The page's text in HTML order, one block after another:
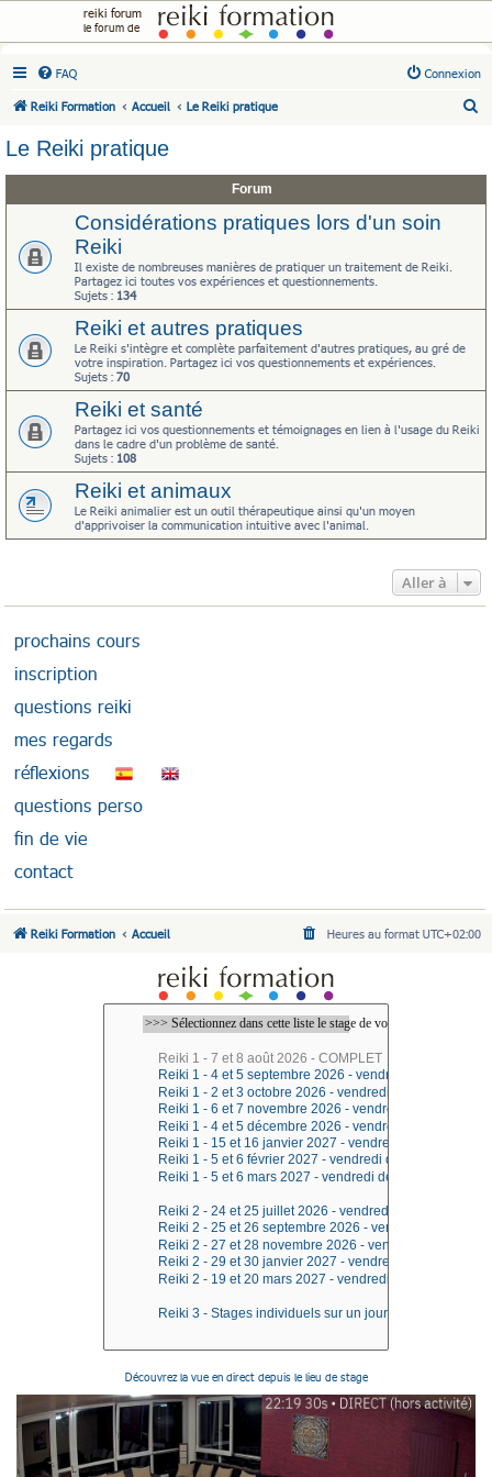
reiki forum
FAQ Connexion
Reiki Formation Accueil Le Reiki pratique
Le Reiki pratique
Forum
Considérations pratiques lors d'un soin
Reiki
Il existe de nombreuses manières de pratiquer un traitement de Reiki.
Partagez ici toutes vos expériences et questionnements.
Sujets : 134
Reiki et autres pratiques
Le Reiki s'intègre et complète parfaitement d'autres pratiques, au gré de
votre inspiration. Partagez ici vos questionnements et expériences.
Sujets : 70
Reiki et santé
Partagez ici vos questionnements et témoignages en lien à l'usage du Reiki
dans le cadre d'un problème de santé.
Sujets : 108
Reiki et animaux
Le Reiki animalier est un outil thérapeutique ainsi qu'un moyen
d'apprivoiser la communication intuitive avec l'animal.
Aller à
le forum de
prochains cours
inscription
questions reiki
mes regards
réflexions
questions perso
fin de vie
contact
Reiki Formation Accueil Heures au format UTC+02:00
Découvrez la vue en direct depuis le lieu de stage